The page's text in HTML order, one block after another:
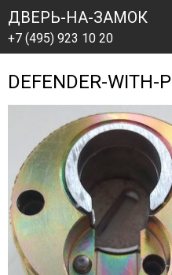
ДВЕРЬ-НА-ЗАМОК
+7 (495) 923 10 20
DEFENDER-WITH-